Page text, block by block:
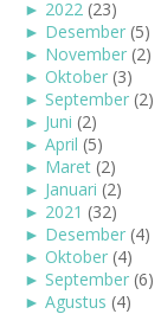
► 2022 (23)
► Desember (5)
► November (2)
► Oktober (3)
► September (2)
► Juni (2)
► April (5)
► Maret (2)
► Januari (2)
► 2021 (32)
► Desember (4)
► Oktober (4)
► September (6)
► Agustus (4)